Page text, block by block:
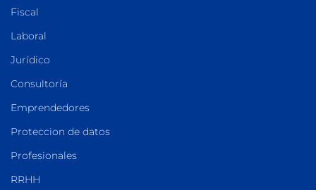
Fiscal
Laboral
Jurídico
Consultoría
Emprendedores
Proteccion de datos
Profesionales
RRHH